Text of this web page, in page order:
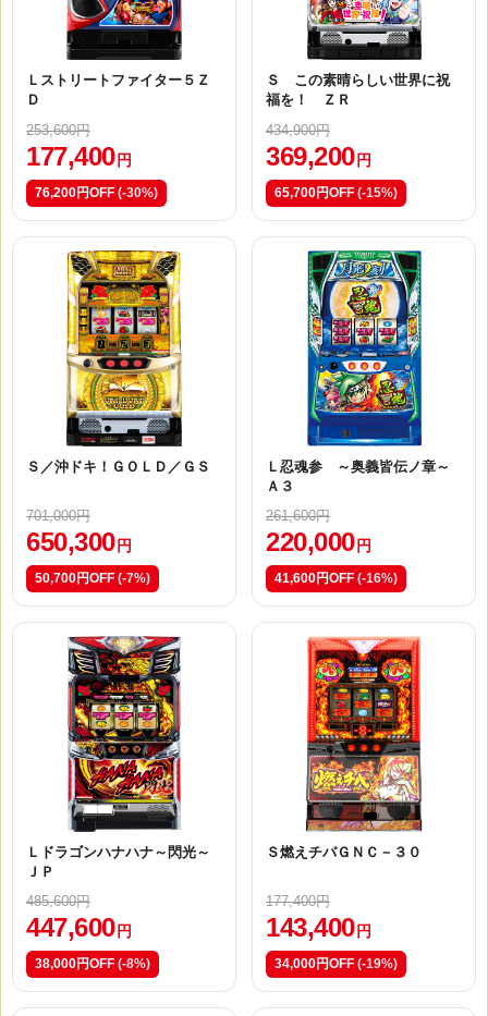
Ｌストリートファイター５Ｚ
Ｄ
253,600円
177,400円
76,200円OFF (-30%)
Ｓ この素晴らしい世界に祝
福を！ ＺＲ
434,900円
369,200円
65,700円OFF (-15%)
Ｓ／沖ドキ！ＧＯＬＤ／ＧＳ
701,000円
650,300 円
50,700円OFF (-7%)
Ｌ忍魂参 ～奥義皆伝ノ章～
Ａ３
261,600円
220,000 円
41,600円OFF (-16%)
Ｌドラゴンハナハナ～閃光～
ＪＰ
485,600円
447,600 円
38,000円OFF (-8%)
Ｓ燃えチバＧＮＣ－３０
177,400円
143,400 円
34,000円OFF (-19%)